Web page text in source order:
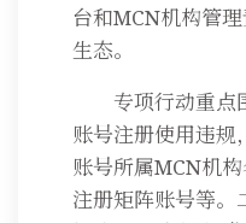
台和MCN机构管
生态。
专项行动重点
账号注册使用违规
账号所属MCN机
注册矩阵账号等。